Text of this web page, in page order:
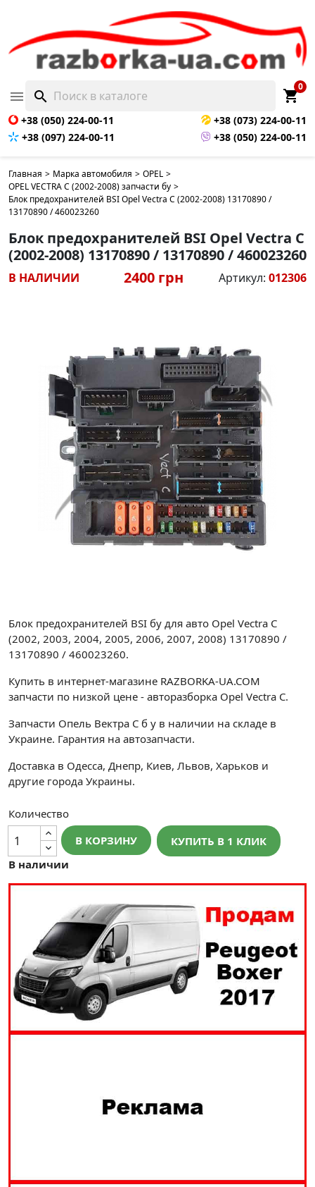
 search shopping_cart
0
+38 (050) 224-00-11
+38 (073) 224-00-11
+38 (097) 224-00-11
+38 (050) 224-00-11
Главная > Марка автомобиля > OPEL >
OPEL VECTRA C (2002-2008) запчасти бу >
Блок предохранителей BSI Opel Vectra C (2002-2008) 13170890 /
13170890 / 460023260
Блок предохранителей BSI Opel Vectra C
(2002-2008) 13170890 / 13170890 / 460023260
В НАЛИЧИИ 2400 грн Артикул: 012306
Блок предохранителей BSI бу для авто Opel Vectra C
(2002, 2003, 2004, 2005, 2006, 2007, 2008) 13170890 /
13170890 / 460023260.
Купить в интернет-магазине RAZBORKA-UA.COM
запчасти по низкой цене - авторазборка Opel Vectra C.
Запчасти Опель Вектра С б у в наличии на складе в
Украине. Гарантия на автозапчасти.
Доставка в Одесса, Днепр, Киев, Львов, Харьков и
другие города Украины.
Количество
В КОРЗИНУ
КУПИТЬ В 1 КЛИК
В наличии